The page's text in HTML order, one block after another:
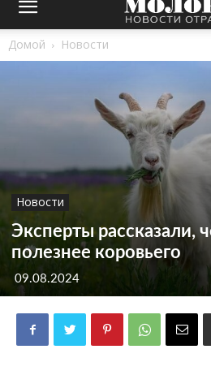
Домой Новости
Новости
Эксперты рассказали,
полезнее коровьего
09.08.2024